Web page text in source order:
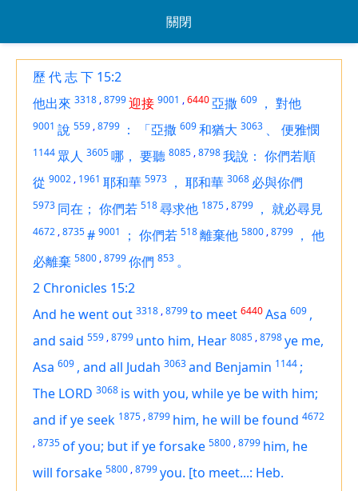
關閉
歷 代 志 下 15:2
他出來 3318 ,8799迎接 9001 ,6440亞撒 609 ， 對他
9001 說 559 ,8799 ： 「亞撒 609和猶大 3063 、 便雅憫
1144 眾人 3605哪， 要聽 8085 ,8798我說： 你們若順
從 9002 , 1961 耶和華 5973 ， 耶和華 3068 必與你們
5973 同在； 你們若 518尋求他 1875 ,8799 ， 就必尋見
4672 ,8735# 9001 ； 你們若 518離棄他 5800 ,8799 ， 他
必離棄 5800 ,8799你們 853 。
2 Chronicles 15:2
And he went out 3318 ,8799to meet 6440Asa 609 ,
and said 559 ,8799 unto him, Hear 8085 ,8798ye me,
Asa 609 , and all Judah 3063and Benjamin 1144 ;
The LORD 3068 is with you, while ye be with him;
and if ye seek 1875 ,8799 him, he will be found 4672
,8735of you; but if ye forsake 5800 ,8799 him, he
will forsake 5800 ,8799you. [to meet...: Heb.